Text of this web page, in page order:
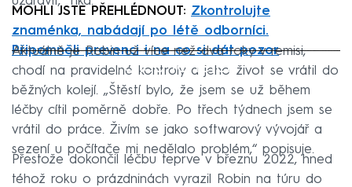
MOHLI JSTE PŘEHLÉDNOUT: Zkontrolujte
znaménka, nabádají po létě odborníci.
Připomněli prevenci i na co si dát pozor
Failed to fetch
Aktuálně je Robin už více než dva roky v remisi,
chodí na pravidelné kontroly a jeho život se vrátil do
běžných kolejí. „Štěstí bylo, že jsem se už během
léčby cítil poměrně dobře. Po třech týdnech jsem se
vrátil do práce. Živím se jako softwarový vývojář a
sezení u počítače mi nedělalo problém,“ popisuje.
Přestože dokončil léčbu teprve v březnu 2022, hned
téhož roku o prázdninách vyrazil Robin na túru do